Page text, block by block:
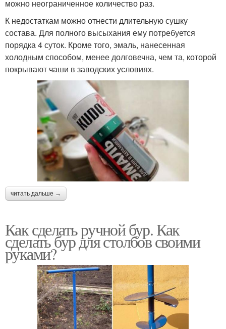
можно неограниченное количество раз.
К недостаткам можно отнести длительную сушку
состава. Для полного высыхания ему потребуется
порядка 4 суток. Кроме того, эмаль, нанесенная
холодным способом, менее долговечна, чем та, которой
покрывают чаши в заводских условиях.
читать дальше →
Как сделать ручной бур. Как
сделать бур для столбов своими
руками?